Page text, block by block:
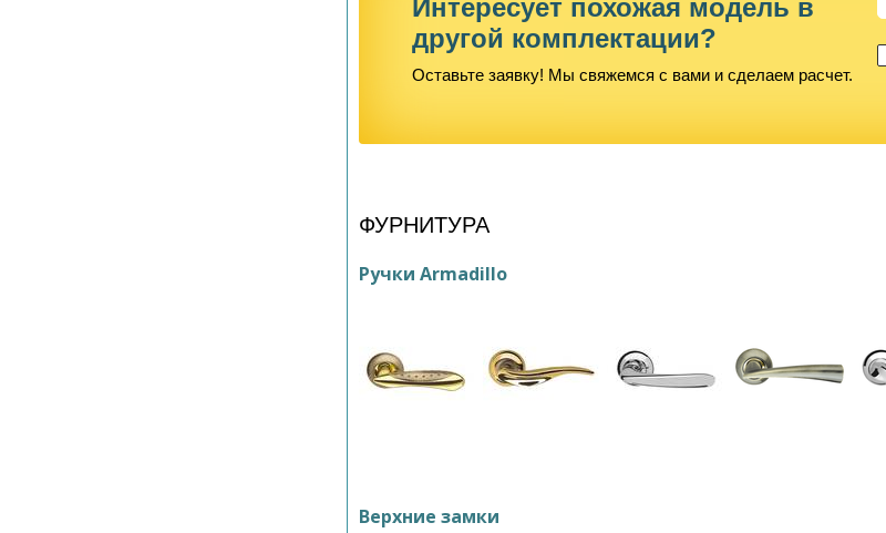
Интересует похожая модель в
другой комплектации?
Оставьте заявку! Мы свяжемся с вами и сделаем расчет.
ФУРНИТУРА
Ручки Armadillo
Верхние замки